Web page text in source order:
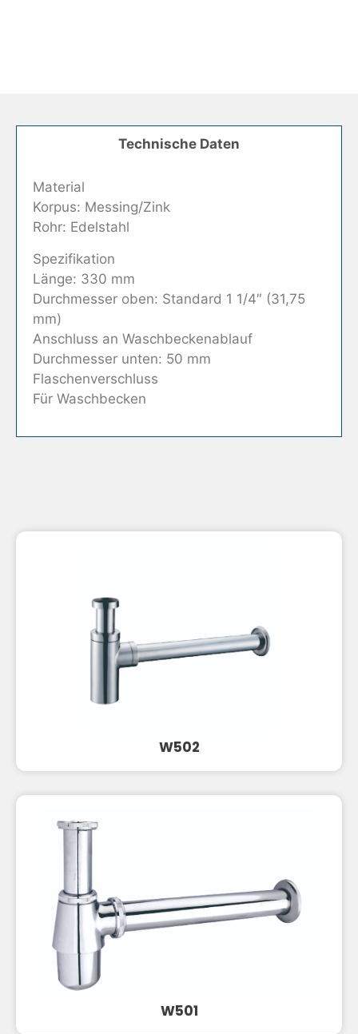
Technische Daten
Material
Korpus: Messing/Zink
Rohr: Edelstahl
Spezifikation
Länge: 330 mm
Durchmesser oben: Standard 1 1/4″ (31,75
mm)
Anschluss an Waschbeckenablauf
Durchmesser unten: 50 mm
Flaschenverschluss
Für Waschbecken
W502
W501